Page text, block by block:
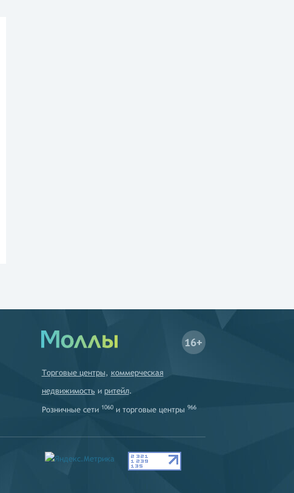
16+
Торговые центры, коммерческая
недвижимость и ритейл.
Розничные сети 1060и торговые центры 966